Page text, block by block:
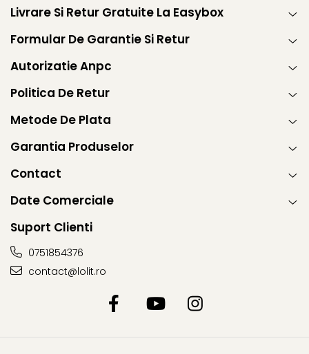
Livrare Si Retur Gratuite La Easybox
Formular De Garantie Si Retur
Autorizatie Anpc
Politica De Retur
Metode De Plata
Garantia Produselor
Contact
Date Comerciale
Suport Clienti
0751854376
contact@lolit.ro